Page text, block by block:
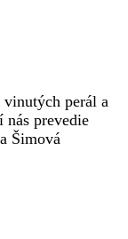
perál a
nás prevedie
Šimová